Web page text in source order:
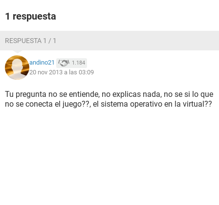
1 respuesta
RESPUESTA 1 / 1
andino21 1.184
20 nov 2013 a las 03:09
Tu pregunta no se entiende, no explicas nada, no se si lo que
no se conecta el juego??, el sistema operativo en la virtual??